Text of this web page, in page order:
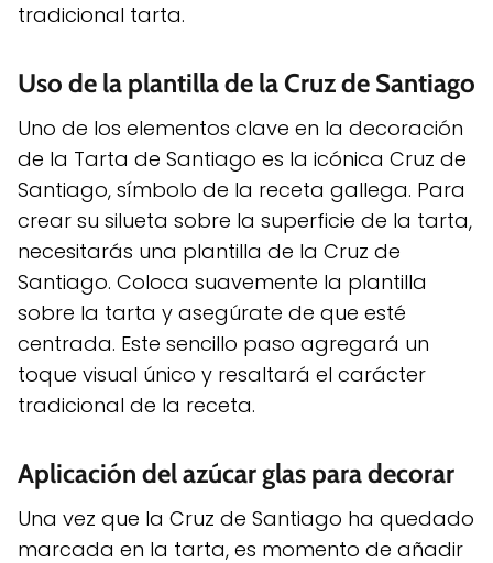
tradicional tarta.
Uso de la plantilla de la Cruz de Santiago
Uno de los elementos clave en la decoración
de la Tarta de Santiago es la icónica Cruz de
Santiago, símbolo de la receta gallega. Para
crear su silueta sobre la superficie de la tarta,
necesitarás una plantilla de la Cruz de
Santiago. Coloca suavemente la plantilla
sobre la tarta y asegúrate de que esté
centrada. Este sencillo paso agregará un
toque visual único y resaltará el carácter
tradicional de la receta.
Aplicación del azúcar glas para decorar
Una vez que la Cruz de Santiago ha quedado
marcada en la tarta, es momento de añadir